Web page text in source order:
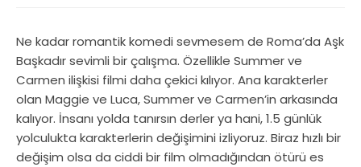
Ne kadar romantik komedi sevmesem de Roma’da Aşk
Başkadır sevimli bir çalışma. Özellikle Summer ve
Carmen ilişkisi filmi daha çekici kılıyor. Ana karakterler
olan Maggie ve Luca, Summer ve Carmen’in arkasında
kalıyor. İnsanı yolda tanırsın derler ya hani, 1.5 günlük
yolculukta karakterlerin değişimini izliyoruz. Biraz hızlı bir
değişim olsa da ciddi bir film olmadığından ötürü es